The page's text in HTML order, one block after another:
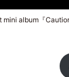
mini album『